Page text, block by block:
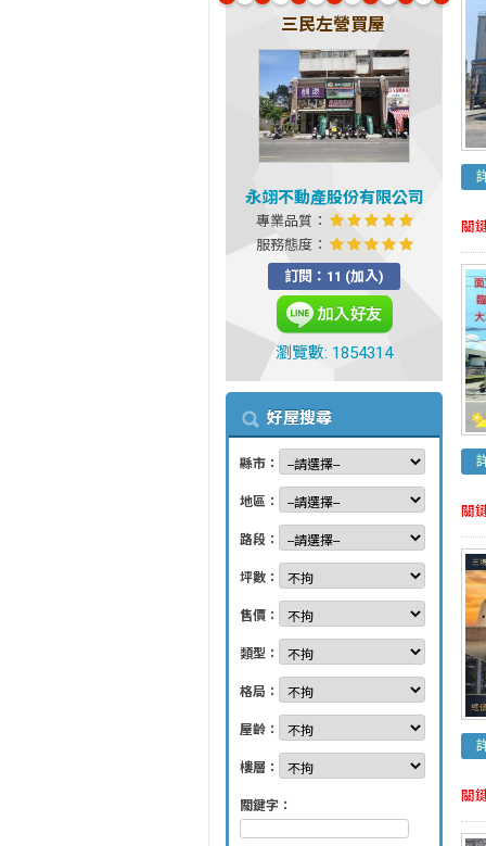
三民左營買屋
永翊不動產股份有限公司
專業品質：
服務態度：
訂閱：11 (加入)
瀏覽數: 1854314
好屋搜尋
縣市：
地區：
路段：
坪數：
售價：
類型：
格局：
屋齡：
樓層：
關鍵字：
關
關
關